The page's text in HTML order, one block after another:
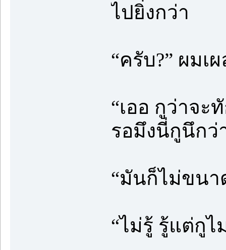
ไปยิ่งกว่า
“ครับ?” ผมเ
“เออ กูว่าจ
รอมึงนี่กูนึกว่
“มันก็ไม่ขนา
“ไม่รู้ รู้แต่กู